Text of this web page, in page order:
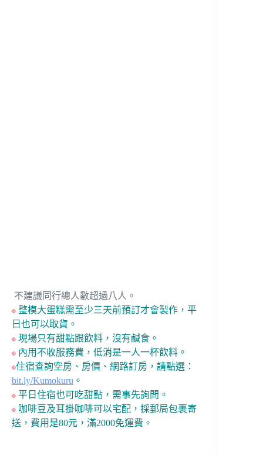
不建議同行總人數超過八人。
整模大蛋糕需至少三天前預訂才會製作，平
日也可以取貨。
現場只有甜點跟飲料，沒有鹹食。
內用不收服務費，低消是一人一杯飲料。
住宿查詢空房、房價、網路訂房，請點選：
bit.ly/Kumokuru 。
平日住宿也可吃甜點，需事先詢問。
咖啡豆及耳掛咖啡可以宅配，採郵局包裹寄
送，費用是80元，滿2000免運費。